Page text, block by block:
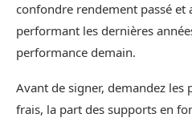
confondre rendement passé
performant les dernières
performance demain.
Avant de signer, demandez les
frais, la part des supports en